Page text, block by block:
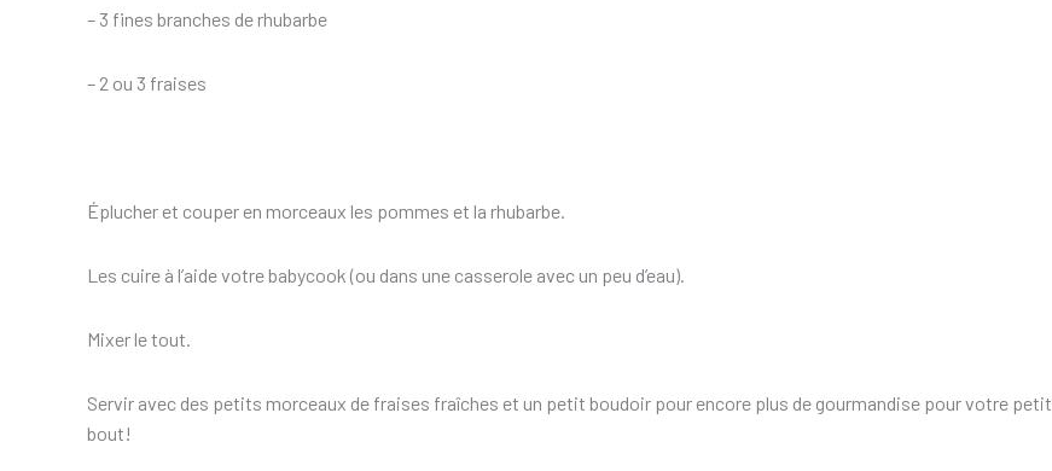
– 3 fines branches de rhubarbe
– 2 ou 3 fraises
Éplucher et couper en morceaux les pommes et la rhubarbe.
Les cuire à l’aide votre babycook (ou dans une casserole avec un peu d’eau).
Mixer le tout.
Servir avec des petits morceaux de fraises fraîches et un petit boudoir pour encore plus de gourmandise pour votre petit
bout!